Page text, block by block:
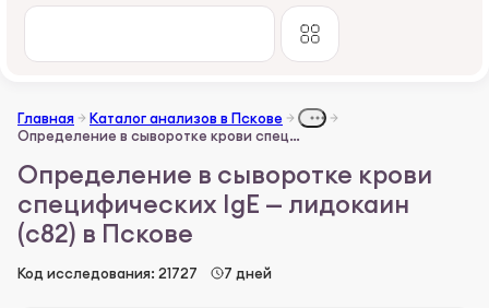
Главная
Каталог анализов в Пскове
Определение в сыворотке крови специфических IgE — лидокаин (c82)
Определение в сыворотке крови
специфических IgE — лидокаин
(c82) в Пскове
Код исследования: 21727 7 дней